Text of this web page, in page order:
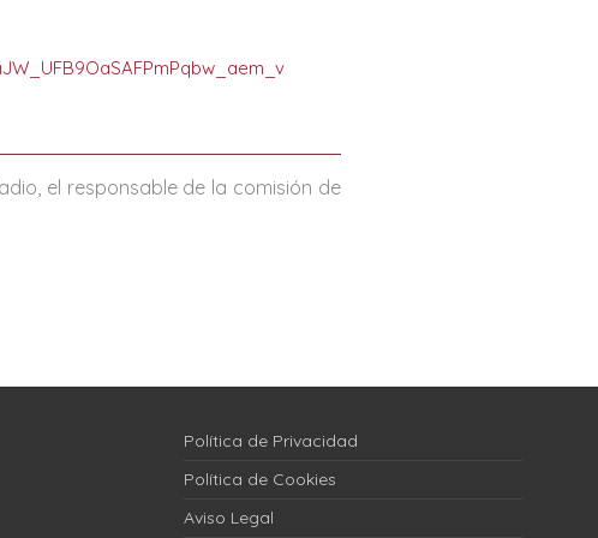
, el responsable de la comisión de
Política de Privacidad
Política de Cookies
Aviso Legal